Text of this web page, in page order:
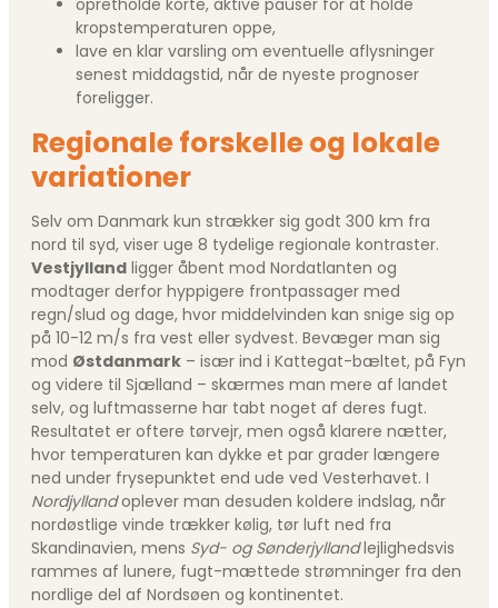
opretholde korte, aktive pauser for at holde
kropstemperaturen oppe,
lave en klar varsling om eventuelle aflysninger
senest middagstid, når de nyeste prognoser
foreligger.
Regionale forskelle og lokale
variationer
Selv om Danmark kun strækker sig godt 300 km fra
nord til syd, viser uge 8 tydelige regionale kontraster.
Vestjylland ligger åbent mod Nordatlanten og
modtager derfor hyppigere frontpassager med
regn/slud og dage, hvor middelvinden kan snige sig op
på 10-12 m/s fra vest eller sydvest. Bevæger man sig
mod Østdanmark – især ind i Kattegat-bæltet, på Fyn
og videre til Sjælland – skærmes man mere af landet
selv, og luftmasserne har tabt noget af deres fugt.
Resultatet er oftere tørvejr, men også klarere nætter,
hvor temperaturen kan dykke et par grader længere
ned under frysepunktet end ude ved Vesterhavet. I
Nordjyllandoplever man desuden koldere indslag, når
nordøstlige vinde trækker kølig, tør luft ned fra
Skandinavien, mens Syd- og Sønderjyllandlejlighedsvis
rammes af lunere, fugt-mættede strømninger fra den
nordlige del af Nordsøen og kontinentet.